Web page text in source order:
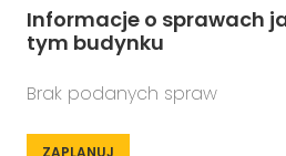
Informacje o sprawach
tym budynku
Brak podanych spraw
ZAPLANUJ